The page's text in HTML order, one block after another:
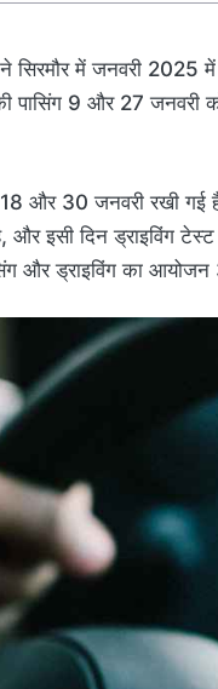
सिरमौर में जनवरी 2025
पासिंग 9 और 27 जनवरी
18 और 30 जनवरी रखी
और इसी दिन ड्राइविंग
और ड्राइविंग का आयोजन